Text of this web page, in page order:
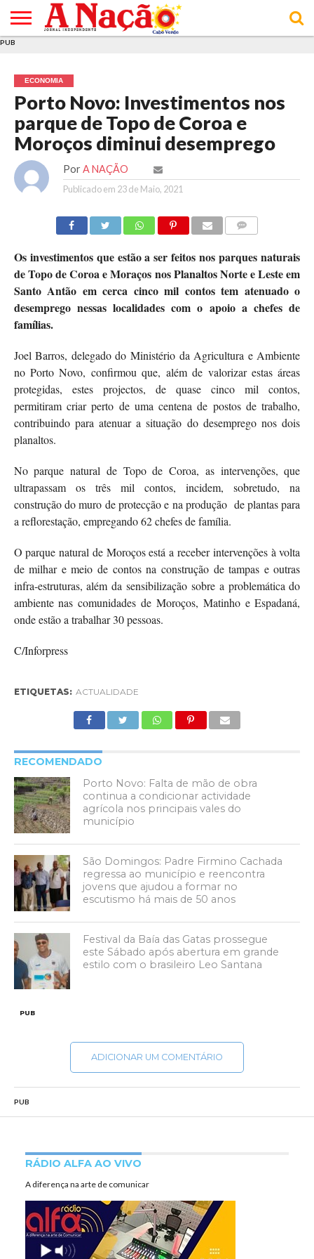
E DE
COOKIES
DE
UTILIZAÇÃO
PUB
ECONOMIA
Porto Novo: Investimentos nos
parque de Topo de Coroa e
Moroços diminui desemprego
Por A NAÇÃO
Publicado em 23 de Maio, 2021
Os investimentos que estão a ser feitos nos parques naturais
de Topo de Coroa e Moraços nos Planaltos Norte e Leste em
Santo Antão em cerca cinco mil contos tem atenuado o
desemprego nessas localidades com o apoio a chefes de
famílias.
Joel Barros, delegado do Ministério da Agricultura e Ambiente
no Porto Novo, confirmou que, além de valorizar estas áreas
protegidas, estes projectos, de quase cinco mil contos,
permitiram criar perto de uma centena de postos de trabalho,
contribuindo para atenuar a situação do desemprego nos dois
planaltos.
No parque natural de Topo de Coroa, as intervenções, que
ultrapassam os três mil contos, incidem, sobretudo, na
construção do muro de protecção e na produção de plantas para
a reflorestação, empregando 62 chefes de família.
O parque natural de Moroços está a receber intervenções à volta
de milhar e meio de contos na construção de tampas e outras
infra-estruturas, além da sensibilização sobre a problemática do
ambiente nas comunidades de Moroços, Matinho e Espadaná,
onde estão a trabalhar 30 pessoas.
C/Inforpress
ETIQUETAS: ACTUALIDADE
RECOMENDADO
Porto Novo: Falta de mão de obra
continua a condicionar actividade
agrícola nos principais vales do
município
São Domingos: Padre Firmino Cachada
regressa ao município e reencontra
jovens que ajudou a formar no
escutismo há mais de 50 anos
Festival da Baía das Gatas prossegue
este Sábado após abertura em grande
estilo com o brasileiro Leo Santana
PUB
ADICIONAR UM COMENTÁRIO
PUB
RÁDIO ALFA AO VIVO
A diferença na arte de comunicar